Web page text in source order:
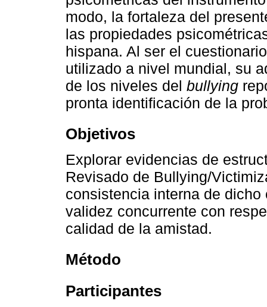
modo, la fortaleza del
las propiedades
hispana. Al ser el
utilizado a nivel mundial, su
de los niveles del bullying
pronta identificación de la
Objetivos
Explorar evidencias de
Revisado de Bullying/
consistencia interna de
validez concurrente con
calidad de la amistad.
Método
Participantes